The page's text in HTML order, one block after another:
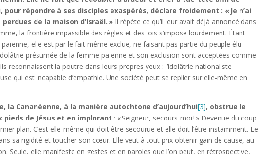
répondre à ses disciples exaspérés, déclare froidement : « Je n’ai
de la maison d’Israël. » Il répète ce qu’il leur avait déjà annoncé dans
la frontière impassible des règles et des lois s’impose lourdement. Étant
elle est par le fait même exclue, ne faisant pas partie du peuple élu
présumée de la femme païenne et son exclusion sont acceptées comme
reconnaissent la poutre dans leurs propres yeux : l’idolâtrie nationaliste
qui est incapable d’empathie. Une société peut se replier sur elle-même en
la Cananéenne, à la manière autochtone d’aujourd’hui[3], obstrue le
pieds de Jésus et en implorant : « Seigneur, secours-moi ! » Devenue du coup
plan. C’est elle-même qui doit être secourue et elle doit l’être instamment. Le
sa rigidité et toucher son cœur. Elle veut à tout prix obtenir gain de cause, au
Seule, elle manifeste en gestes et en paroles que l’on peut, en rétrospective,